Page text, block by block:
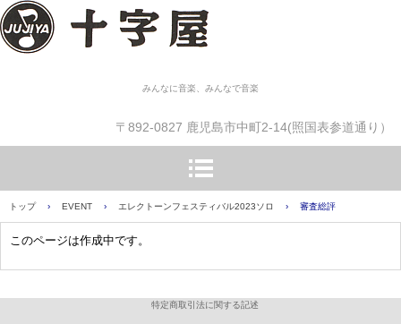
みんなに音楽、みんなで音楽
〒892-0827 鹿児島市中町2-14(照国表参道通り）
トップ › EVENT › エレクトーンフェスティバル2023ソロ › 審査総評
このページは作成中です。
特定商取引法に関する記述